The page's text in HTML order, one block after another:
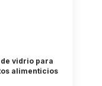
vidrio para
alimenticios